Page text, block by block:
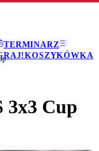
TERMINARZ
KOSZYKÓWKA
3x3 Cup